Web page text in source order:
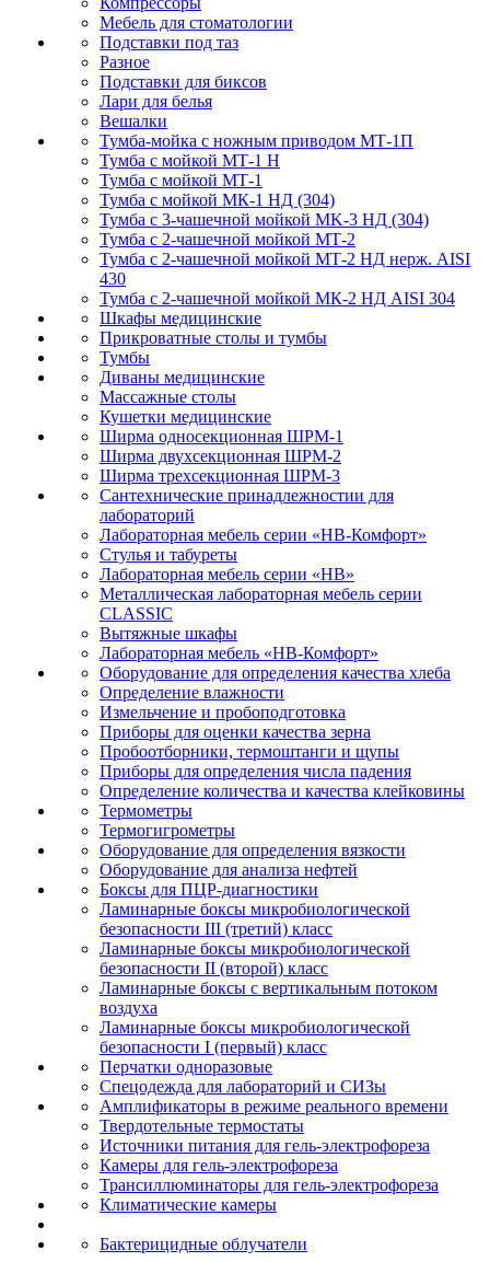
Мебель для стоматологии
Подставки под таз
Разное
Подставки для биксов
Лари для белья
Вешалки
Тумба-мойка с ножным приводом МТ-1П
Тумба с мойкой МТ-1 Н
Тумба с мойкой МТ-1
Тумба с мойкой МК-1 НД (304)
Тумба с 3-чашечной мойкой МK-3 НД (304)
Тумба с 2-чашечной мойкой МТ-2
Тумба с 2-чашечной мойкой МТ-2 НД нерж. AISI
430
Тумба с 2-чашечной мойкой МК-2 НД AISI 304
Шкафы медицинские
Прикроватные столы и тумбы
Тумбы
Диваны медицинские
Массажные столы
Кушетки медицинские
Ширма односекционная ШРМ-1
Ширма двухсекционная ШРМ-2
Ширма трехсекционная ШРМ-3
Сантехнические принадлежностии для
лабораторий
Лабораторная мебель серии «НВ-Комфорт»
Стулья и табуреты
Лабораторная мебель серии «НВ»
Металлическая лабораторная мебель серии
CLASSIC
Вытяжные шкафы
Лабораторная мебель «НВ-Комфорт»
Оборудование для определения качества хлеба
Определение влажности
Измельчение и пробоподготовка
Приборы для оценки качества зерна
Пробоотборники, термоштанги и щупы
Приборы для определения числа падения
Определение количества и качества клейковины
Термометры
Термогигрометры
Оборудование для определения вязкости
Оборудование для анализа нефтей
Боксы для ПЦР-диагностики
Ламинарные боксы микробиологической
безопасности III (третий) класс
Ламинарные боксы микробиологической
безопасности II (второй) класс
Ламинарные боксы с вертикальным потоком
воздуха
Ламинарные боксы микробиологической
безопасности I (первый) класс
Перчатки одноразовые
Спецодежда для лабораторий и СИЗы
Амплификаторы в режиме реального времени
Твердотельные термостаты
Источники питания для гель-электрофореза
Камеры для гель-электрофореза
Трансиллюминаторы для гель-электрофореза
Климатические камеры
Бактерицидные облучатели